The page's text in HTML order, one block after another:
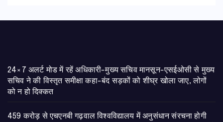
24×7 अलर्ट मोड में रहें अधिकारी-मुख्य सचिव मानसून-एसईओसी से मुख्य
सचिव ने की विस्तृत समीक्षा कहा-बंद सड़कों को शीघ्र खोला जाए, लोगों
को न हो दिक्कत
459 करोड़ से एचएनबी गढ़वाल विश्वविद्यालय में अनुसंधान संरचना होगी